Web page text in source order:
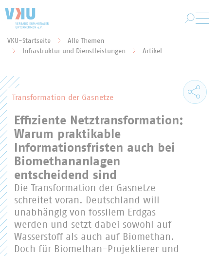
Sie befinden sich hier:
VKU-Startseite
Alle Themen
Infrastruktur und Dienstleistungen
Artikel
Transformation der Gasnetze
Effiziente Netztransformation:
Warum praktikable
Informationsfristen auch bei
Biomethananlagen
entscheidend sind
Die Transformation der Gasnetze
schreitet voran. Deutschland will
unabhängig von fossilem Erdgas
werden und setzt dabei sowohl auf
Wasserstoff als auch auf Biomethan.
Doch für Biomethan-Projektierer und